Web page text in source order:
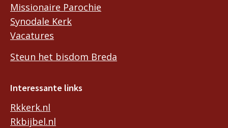
Missionaire Parochie
Synodale Kerk
Vacatures
Steun het bisdom Breda
Interessante links
Rkkerk.nl
Rkbijbel.nl